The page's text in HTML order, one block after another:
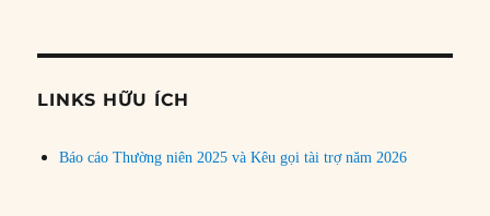
đề
LINKS HỮU ÍCH
Báo cáo Thường niên 2025 và Kêu gọi tài trợ năm 2026